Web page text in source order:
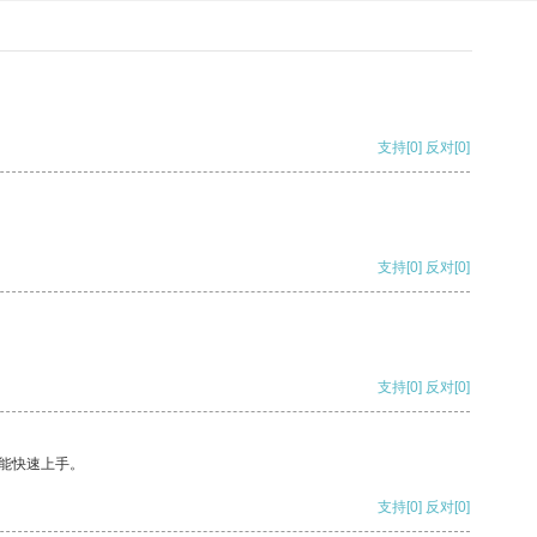
支持[0] 反对[0]
支持[0] 反对[0]
支持[0] 反对[0]
快速上手。
支持[0] 反对[0]